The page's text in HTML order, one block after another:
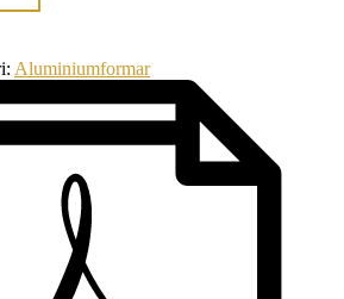
Aluminiumformar